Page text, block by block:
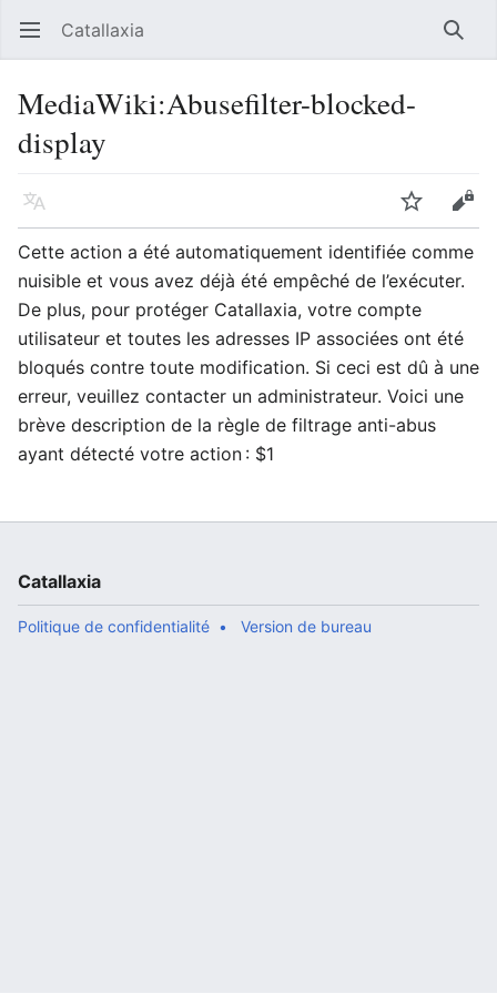
Ouvrir le menu principal Catallaxia
MediaWiki:Abusefilter-blocked-
display
Langue Suivre
Cette action a été automatiquement identifiée comme
nuisible et vous avez déjà été empêché de l’exécuter.
De plus, pour protéger Catallaxia, votre compte
utilisateur et toutes les adresses IP associées ont été
bloqués contre toute modification. Si ceci est dû à une
erreur, veuillez contacter un administrateur. Voici une
brève description de la règle de filtrage anti-abus
ayant détecté votre action : $1
Catallaxia
Politique de confidentialité Version de bureau